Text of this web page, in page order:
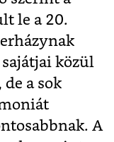
le a 20.
közül
a sok
A